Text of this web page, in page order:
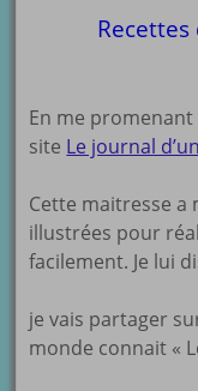
En me
site Le journal
Cette maitresse a
illustrées pour
facilement. Je lui
je vais partager
monde connait «